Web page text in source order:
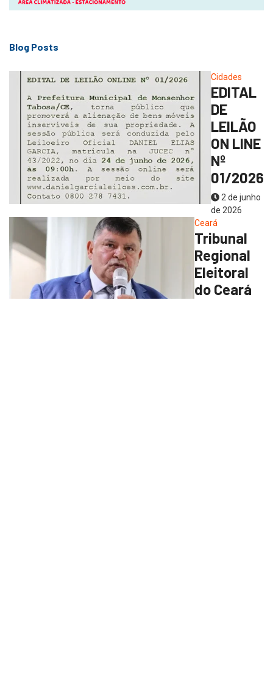
Blog Posts
Cidades
EDITAL
DE
LEILÃO
ON LINE
Nº
01/2026
2 de junho
de 2026
Ceará
Tribunal
Regional
Eleitoral
do Ceará